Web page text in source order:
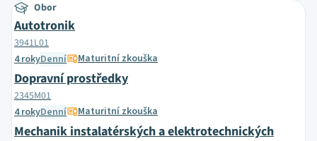
Obor
Autotronik
3941L01
4 rokyDenní Maturitní zkouška
Dopravní prostředky
2345M01
4 rokyDenní Maturitní zkouška
Mechanik instalatérských a elektrotechnických